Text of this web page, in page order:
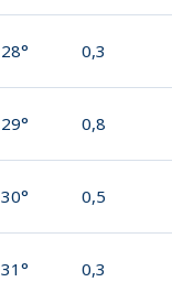
28° 0,3
29° 0,8
30° 0,5
31° 0,3